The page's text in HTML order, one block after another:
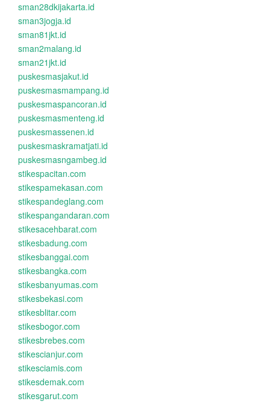
sman28dkijakarta.id
sman3jogja.id
sman81jkt.id
sman2malang.id
sman21jkt.id
puskesmasjakut.id
puskesmasmampang.id
puskesmaspancoran.id
puskesmasmenteng.id
puskesmassenen.id
puskesmaskramatjati.id
puskesmasngambeg.id
stikespacitan.com
stikespamekasan.com
stikespandeglang.com
stikespangandaran.com
stikesacehbarat.com
stikesbadung.com
stikesbanggai.com
stikesbangka.com
stikesbanyumas.com
stikesbekasi.com
stikesblitar.com
stikesbogor.com
stikesbrebes.com
stikescianjur.com
stikesciamis.com
stikesdemak.com
stikesgarut.com